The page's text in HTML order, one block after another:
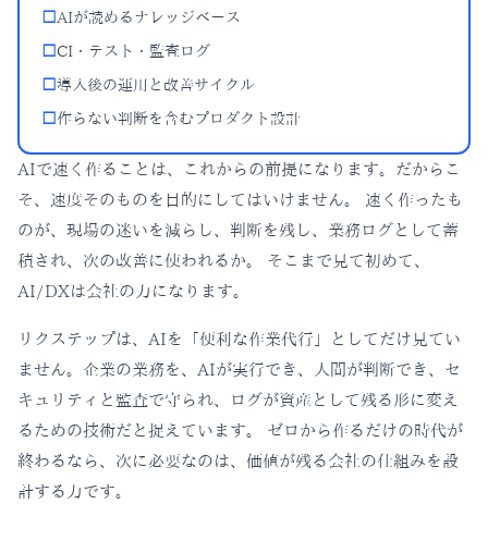
□ AIが読めるナレッジベース
□CI・テスト・監査ログ
□導入後の運用と改善サイクル
□ 作らない判断を含むプロダクト設計
AIで速く作ることは、これからの前提になります。だからこ
そ、速度そのものを目的にしてはいけません。 速く作ったも
のが、現場の迷いを減らし、判断を残し、業務ログとして蓄
積され、次の改善に使われるか。 そこまで見て初めて、
AI/DXは会社の力になります。
リクステップは、AIを「便利な作業代行」としてだけ見てい
ません。企業の業務を、AIが実行でき、人間が判断でき、セ
キュリティと監査で守られ、ログが資産として残る形に変え
るための技術だと捉えています。 ゼロから作るだけの時代が
終わるなら、次に必要なのは、価値が残る会社の仕組みを設
計する力です。